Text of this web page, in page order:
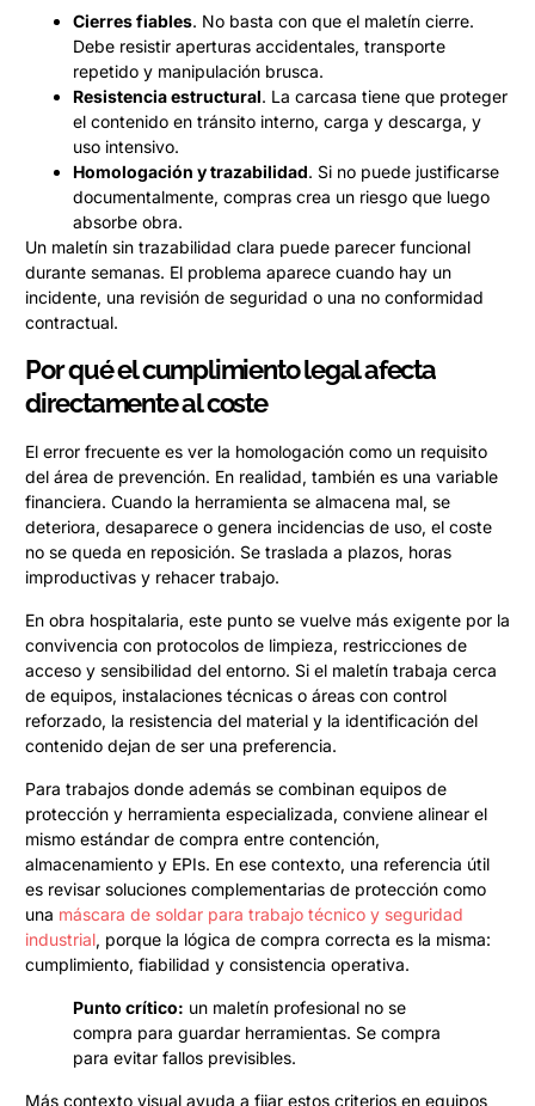
Cierres fiables. No basta con que el maletín cierre.
Debe resistir aperturas accidentales, transporte
repetido y manipulación brusca.
Resistencia estructural. La carcasa tiene que proteger
el contenido en tránsito interno, carga y descarga, y
uso intensivo.
Homologación y trazabilidad. Si no puede justificarse
documentalmente, compras crea un riesgo que luego
absorbe obra.
Un maletín sin trazabilidad clara puede parecer funcional
durante semanas. El problema aparece cuando hay un
incidente, una revisión de seguridad o una no conformidad
contractual.
Por qué el cumplimiento legal afecta
directamente al coste
El error frecuente es ver la homologación como un requisito
del área de prevención. En realidad, también es una variable
financiera. Cuando la herramienta se almacena mal, se
deteriora, desaparece o genera incidencias de uso, el coste
no se queda en reposición. Se traslada a plazos, horas
improductivas y rehacer trabajo.
En obra hospitalaria, este punto se vuelve más exigente por la
convivencia con protocolos de limpieza, restricciones de
acceso y sensibilidad del entorno. Si el maletín trabaja cerca
de equipos, instalaciones técnicas o áreas con control
reforzado, la resistencia del material y la identificación del
contenido dejan de ser una preferencia.
Para trabajos donde además se combinan equipos de
protección y herramienta especializada, conviene alinear el
mismo estándar de compra entre contención,
almacenamiento y EPIs. En ese contexto, una referencia útil
es revisar soluciones complementarias de protección como
una máscara de soldar para trabajo técnico y seguridad
industrial, porque la lógica de compra correcta es la misma:
cumplimiento, fiabilidad y consistencia operativa.
Punto crítico: un maletín profesional no se
compra para guardar herramientas. Se compra
para evitar fallos previsibles.
Más contexto visual ayuda a fijar estos criterios en equipos